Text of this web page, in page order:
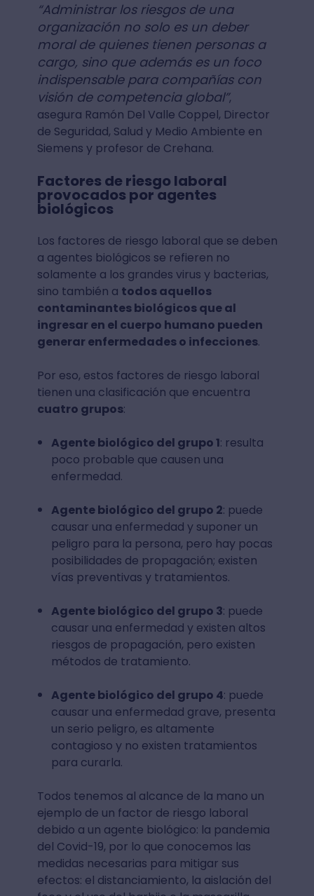
“Administrar los riesgos de una
organización no solo es un deber
moral de quienes tienen personas a
cargo, sino que además es un foco
indispensable para compañías con
visión de competencia global”,
asegura Ramón Del Valle Coppel, Director
de Seguridad, Salud y Medio Ambiente en
Siemens y profesor de Crehana.
Factores de riesgo laboral
provocados por agentes
biológicos
Los factores de riesgo laboral que se deben
a agentes biológicos se refieren no
solamente a los grandes virus y bacterias,
sino también a todos aquellos
contaminantes biológicos que al
ingresar en el cuerpo humano pueden
generar enfermedades o infecciones.
Por eso, estos factores de riesgo laboral
tienen una clasificación que encuentra
cuatro grupos:
Agente biológico del grupo 1: resulta
poco probable que causen una
enfermedad.
Agente biológico del grupo 2: puede
causar una enfermedad y suponer un
peligro para la persona, pero hay pocas
posibilidades de propagación; existen
vías preventivas y tratamientos.
Agente biológico del grupo 3: puede
causar una enfermedad y existen altos
riesgos de propagación, pero existen
métodos de tratamiento.
Agente biológico del grupo 4: puede
causar una enfermedad grave, presenta
un serio peligro, es altamente
contagioso y no existen tratamientos
para curarla.
Todos tenemos al alcance de la mano un
ejemplo de un factor de riesgo laboral
debido a un agente biológico: la pandemia
del Covid-19, por lo que conocemos las
medidas necesarias para mitigar sus
efectos: el distanciamiento, la aislación del